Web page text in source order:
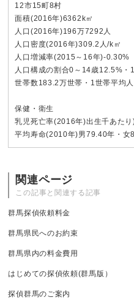
12市15町8村
面積(2016年)6362k㎡
人口(2016年)196万7292人
人口密度(2016年)309.2人/k㎡
人口増減率(2015～16年)-0.30%
人口構成の割合0～14歳12.5%
世帯数183.2万世帯・1世帯平均
保健・衛生
乳児死亡率(2016年)出生千あたり
平均寿命(2010年)男79.40年・女
関連ページ
この記事と関連する記事
群馬探偵依頼料金
群馬県民へのお約束
群馬県内の料金費用
はじめての探偵依頼(群馬版）
探偵群馬のご案内